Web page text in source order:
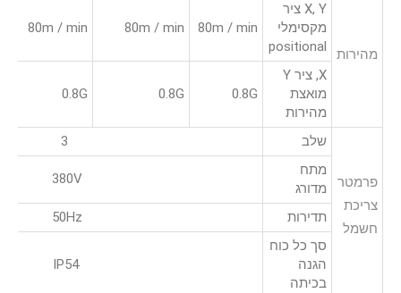
מהירות
X, Y ציר
מקסימלי
positional
80m / min
80m / min
80m / min
X, ציר Y
מואצת
מהירות
0.8G
0.8G
0.8G
פרמטר
צריכת
חשמל
שלב
מתח
מדורג
תדירות
סך כל כוח
הגנה
בכיתה
IP54